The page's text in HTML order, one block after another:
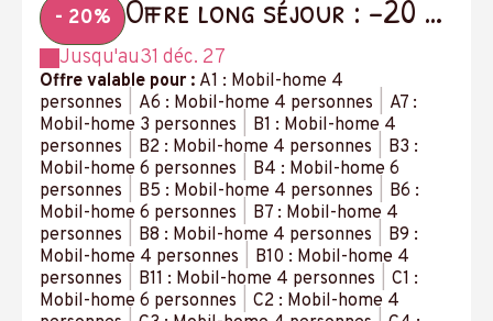
- 20%
Offre long séjour : -20 %
à partir de 14 nuits
Jusqu'au31 déc. 27
Offre valable pour : A1 : Mobil-home 4
personnes
A6 : Mobil-home 4 personnes
A7 :
Mobil-home 3 personnes
B1 : Mobil-home 4
personnes
B2 : Mobil-home 4 personnes
B3 :
Mobil-home 6 personnes
B4 : Mobil-home 6
personnes
B5 : Mobil-home 4 personnes
B6 :
Mobil-home 6 personnes
B7 : Mobil-home 4
personnes
B8 : Mobil-home 4 personnes
B9 :
Mobil-home 4 personnes
B10 : Mobil-home 4
personnes
B11 : Mobil-home 4 personnes
C1 :
Mobil-home 6 personnes
C2 : Mobil-home 4